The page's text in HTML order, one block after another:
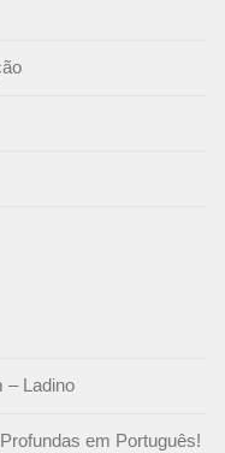
– Ladino
em Português!